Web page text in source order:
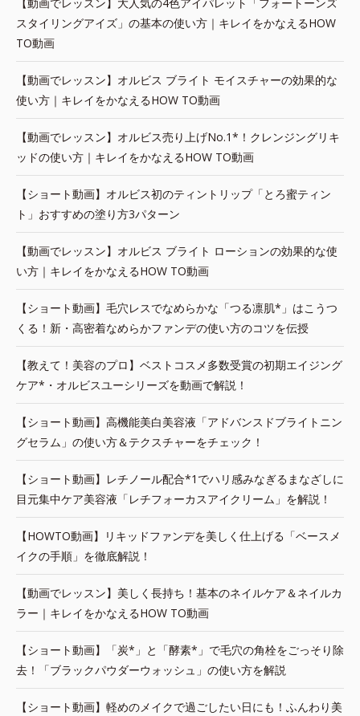
スタイリングアイズ」の基本の使い方｜キレイをかなえるHOW
TO動画
【動画でレッスン】オルビス ブライト モイスチャーの効果的な
使い方｜キレイをかなえるHOW TO動画
【動画でレッスン】オルビス売り上げNo.1*！クレンジングリキ
ッドの使い方｜キレイをかなえるHOW TO動画
【ショート動画】オルビス初のティントリップ「とろ蜜ティン
ト」おすすめの塗り方3パターン
【動画でレッスン】オルビス ブライト ローションの効果的な使
い方｜キレイをかなえるHOW TO動画
【ショート動画】毛穴レスでなめらかな「つる凛肌*」はこうつ
くる！新・高密着なめらかファンデの使い方のコツを伝授
【教えて！美容のプロ】ベストコスメ多数受賞の初期エイジング
ケア*・オルビスユーシリーズを動画で解説！
【ショート動画】高機能美白美容液「アドバンスドブライトニン
グセラム」の使い方＆テクスチャーをチェック！
【ショート動画】レチノール配合*1でハリ感みなぎるまなざしに
目元集中ケア美容液「レチフォーカスアイクリーム」を解説！
【HOWTO動画】リキッドファンデを美しく仕上げる「ベースメ
イクの手順」を徹底解説！
【動画でレッスン】美しく長持ち！基本のネイルケア＆ネイルカ
ラー｜キレイをかなえるHOW TO動画
【ショート動画】「炭*」と「酵素*」で毛穴の角栓をごっそり除
去！「ブラックパウダーウォッシュ」の使い方を解説
【ショート動画】軽めのメイクで過ごしたい日にも！ふんわり美